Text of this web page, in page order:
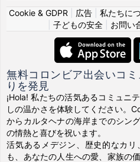
Cookie & GDPR
広告 私たちに
子どもの安全| お問い
無料コロンビア出会いコ
りを発見
¡Hola! 私たちの活気あるコミュニ
しの温かさを体験してください。
からカルタヘナの海岸までのシン
の情熱と喜びを祝います。
活気あるメデジン、歴史的なカ
も、あなたの人生への愛、家族の